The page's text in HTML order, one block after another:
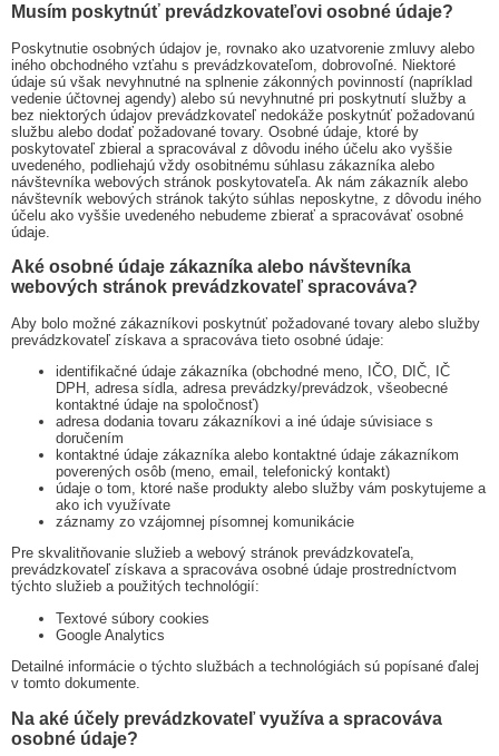
Musím poskytnúť prevádzkovateľovi osobné údaje?
Poskytnutie osobných údajov je, rovnako ako uzatvorenie zmluvy alebo
iného obchodného vzťahu s prevádzkovateľom, dobrovoľné. Niektoré
údaje sú však nevyhnutné na splnenie zákonných povinností (napríklad
vedenie účtovnej agendy) alebo sú nevyhnutné pri poskytnutí služby a
bez niektorých údajov prevádzkovateľ nedokáže poskytnúť požadovanú
službu alebo dodať požadované tovary. Osobné údaje, ktoré by
poskytovateľ zbieral a spracovával z dôvodu iného účelu ako vyššie
uvedeného, podliehajú vždy osobitnému súhlasu zákazníka alebo
návštevníka webových stránok poskytovateľa. Ak nám zákazník alebo
návštevník webových stránok takýto súhlas neposkytne, z dôvodu iného
účelu ako vyššie uvedeného nebudeme zbierať a spracovávať osobné
údaje.
Aké osobné údaje zákazníka alebo návštevníka
webových stránok prevádzkovateľ spracováva?
Aby bolo možné zákazníkovi poskytnúť požadované tovary alebo služby
prevádzkovateľ získava a spracováva tieto osobné údaje:
identifikačné údaje zákazníka (obchodné meno, IČO, DIČ, IČ
DPH, adresa sídla, adresa prevádzky/prevádzok, všeobecné
kontaktné údaje na spoločnosť)
adresa dodania tovaru zákazníkovi a iné údaje súvisiace s
doručením
kontaktné údaje zákazníka alebo kontaktné údaje zákazníkom
poverených osôb (meno, email, telefonický kontakt)
údaje o tom, ktoré naše produkty alebo služby vám poskytujeme a
ako ich využívate
záznamy zo vzájomnej písomnej komunikácie
Pre skvalitňovanie služieb a webový stránok prevádzkovateľa,
prevádzkovateľ získava a spracováva osobné údaje prostredníctvom
týchto služieb a použitých technológií:
Textové súbory cookies
Google Analytics
Detailné informácie o týchto službách a technológiách sú popísané ďalej
v tomto dokumente.
Na aké účely prevádzkovateľ využíva a spracováva
osobné údaje?